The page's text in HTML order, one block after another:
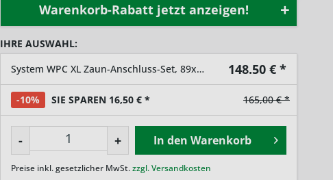
Warenkorb-Rabatt jetzt anzeigen!
IHRE AUSWAHL:
System WPC XL Zaun-Anschluss-Set, 89x183x93cm Mandel
148.50 € *
-10% SIE SPAREN 16,50 € * 165,00 € *
- + In den Warenkorb
Preise inkl. gesetzlicher MwSt.zzgl. Versandkosten